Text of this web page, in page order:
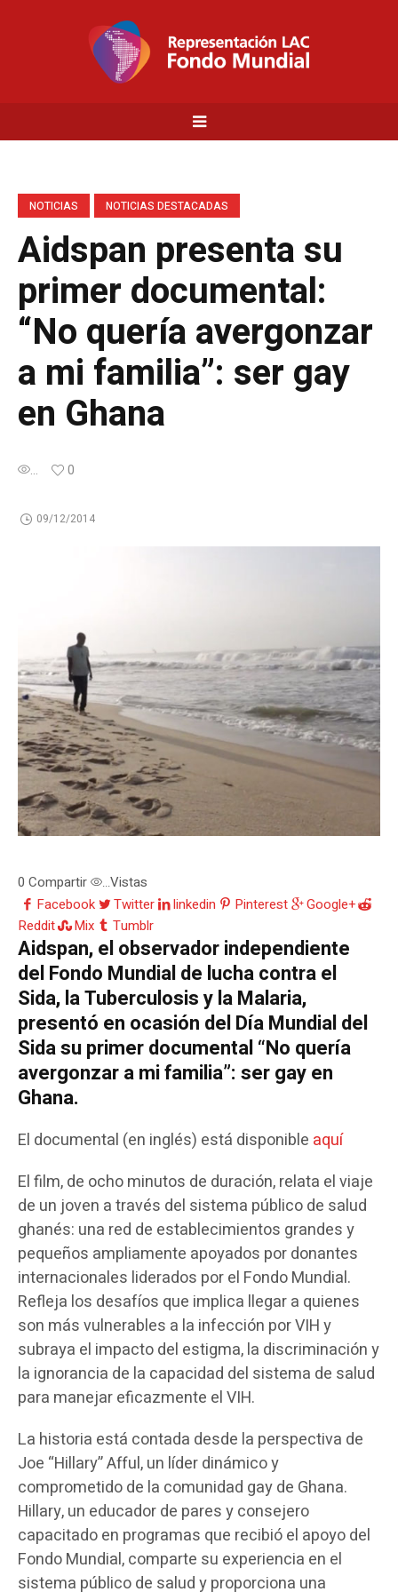
NOTICIAS NOTICIAS DESTACADAS
Aidspan presenta su
primer documental:
“No quería avergonzar
a mi familia”: ser gay
en Ghana
... 0
09/12/2014
0 Compartir ...Vistas
Facebook
Twitter linkedin Pinterest
Google+
Reddit
Mix Tumblr
Aidspan, el observador independiente
del Fondo Mundial de lucha contra el
Sida, la Tuberculosis y la Malaria,
presentó en ocasión del Día Mundial del
Sida su primer documental “No quería
avergonzar a mi familia”: ser gay en
Ghana.
El documental (en inglés) está disponible aquí
El film, de ocho minutos de duración, relata el viaje
de un joven a través del sistema público de salud
ghanés: una red de establecimientos grandes y
pequeños ampliamente apoyados por donantes
internacionales liderados por el Fondo Mundial.
Refleja los desafíos que implica llegar a quienes
son más vulnerables a la infección por VIH y
subraya el impacto del estigma, la discriminación y
la ignorancia de la capacidad del sistema de salud
para manejar eficazmente el VIH.
La historia está contada desde la perspectiva de
Joe “Hillary” Afful, un líder dinámico y
comprometido de la comunidad gay de Ghana.
Hillary, un educador de pares y consejero
capacitado en programas que recibió el apoyo del
Fondo Mundial, comparte su experiencia en el
sistema público de salud y proporciona una